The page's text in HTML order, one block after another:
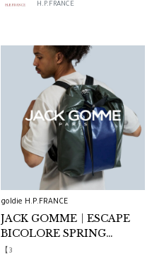
H.P.FRANCE
goldie H.P.FRANCE
JACK GOMME｜ESCAPE
BICOLORE SPRING
SUMMER 2026
【3